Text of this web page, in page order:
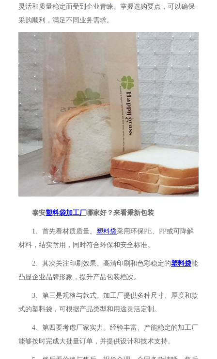
灵活和质量稳定而受到企业青睐。掌握选购要点，可以确保
采购顺利，满足不同业务需求。
泰安塑料袋加工厂哪家好？来看秉新包装
1、首先看材质质量。 塑料袋采用环保PE、PP或可降解
材料，结实耐用，同时符合环保和安全标准。
2、其次关注印刷效果。高清印刷和色彩稳定的塑料袋能
凸显企业品牌形象，提升产品包装档次。
3、第三是规格与款式。加工厂提供多种尺寸、厚度和款
式的塑料袋，可根据产品类型和用途灵活定制。
4、第四要考虑厂家实力。经验丰富、产能稳定的加工厂
能够按时完成大批量订单，并提供设计和技术支持。